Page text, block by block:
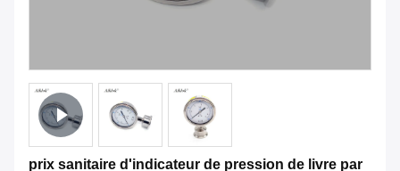
prix sanitaire d'indicateur de pression de livre par